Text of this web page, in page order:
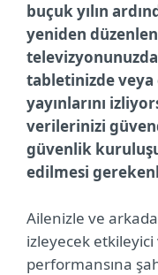
buçuk yılın
yeniden
tabletinizde
yayınlarını
verilerinizi
güvenlik
edilmesi
Ailenizle ve
izleyecek
performansına